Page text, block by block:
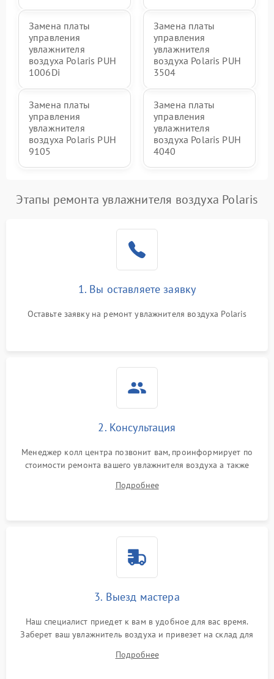
Замена платы
управления
увлажнителя
воздуха Polaris PUH
1006Di
Замена платы
управления
увлажнителя
воздуха Polaris PUH
3504
Замена платы
управления
увлажнителя
воздуха Polaris PUH
9105
Замена платы
управления
увлажнителя
воздуха Polaris PUH
4040
Этапы ремонта увлажнителя воздуха Polaris
1. Вы оставляете заявку
Оставьте заявку на ремонт увлажнителя воздуха Polaris
2. Консультация
Менеджер колл центра позвонит вам, проинформирует по
стоимости ремонта вашего увлажнителя воздуха а также
Подробнее
3. Выезд мастера
Наш специалист приедет к вам в удобное для вас время.
Заберет ваш увлажнитель воздуха и привезет на склад для
Подробнее